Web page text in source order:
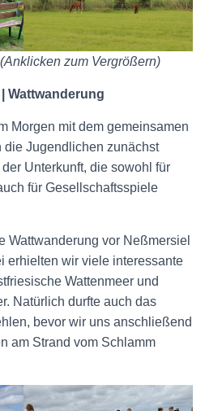
zum Vergrößern)
Wattwanderung
Morgen mit dem gemeinsamen
die Jugendlichen zunächst
Unterkunft, die sowohl für
für Gesellschaftsspiele
Wattwanderung vor Neßmersiel
erhielten wir viele interessante
Wattenmeer und
Natürlich durfte auch das
bevor wir uns anschließend
am Strand vom Schlamm